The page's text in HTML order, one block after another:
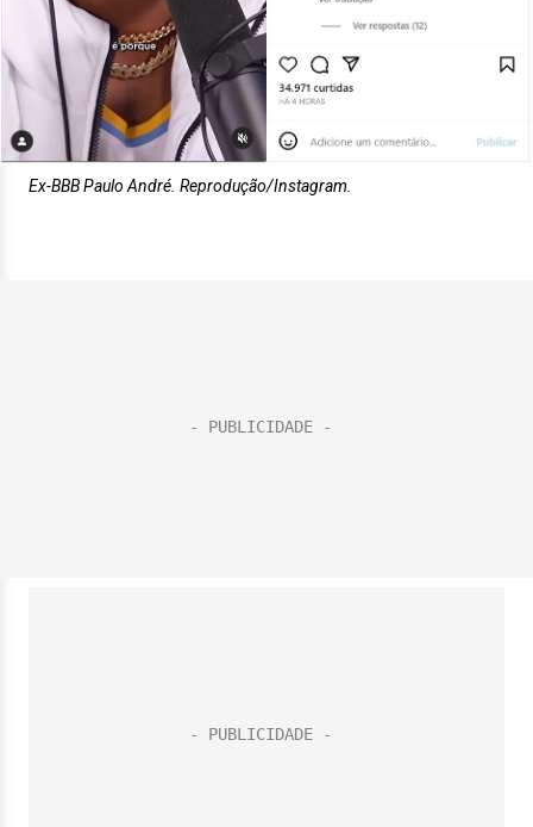
Ex-BBB Paulo André. Reprodução/Instagram.